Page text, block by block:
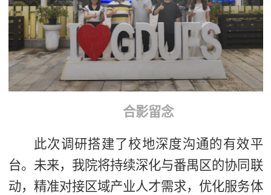
合影留念
此次调研搭建了校地深度沟通的有效平
台。未来，我院将持续深化与番禺区的协同联
动，精准对接区域产业人才需求，优化服务体